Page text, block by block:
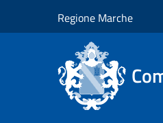
Regione Marche